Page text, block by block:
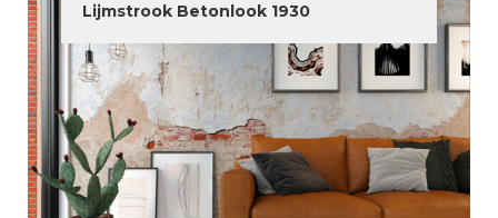
Lijmstrook Betonlook 1930